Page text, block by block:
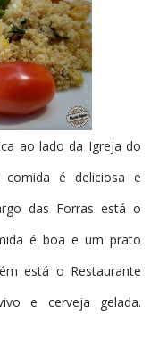
ao lado da Igreja do
é deliciosa e
das Forras está o
é boa e um prato
está o Restaurante
e cerveja gelada.